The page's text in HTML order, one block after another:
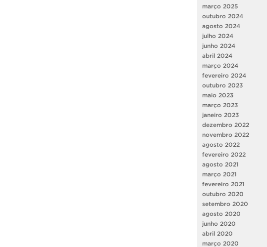
março 2025
outubro 2024
agosto 2024
julho 2024
junho 2024
abril 2024
março 2024
fevereiro 2024
outubro 2023
maio 2023
março 2023
janeiro 2023
dezembro 2022
novembro 2022
agosto 2022
fevereiro 2022
agosto 2021
março 2021
fevereiro 2021
outubro 2020
setembro 2020
agosto 2020
junho 2020
abril 2020
março 2020